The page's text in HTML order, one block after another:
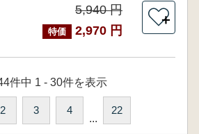
5,940 円
特価 2,970 円
＋
件中 1 - 30件を表示
2 3 4
...
22